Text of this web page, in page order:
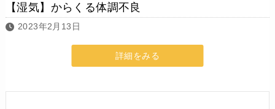
【湿気】からくる体調不良
2023年2月13日
詳細をみる